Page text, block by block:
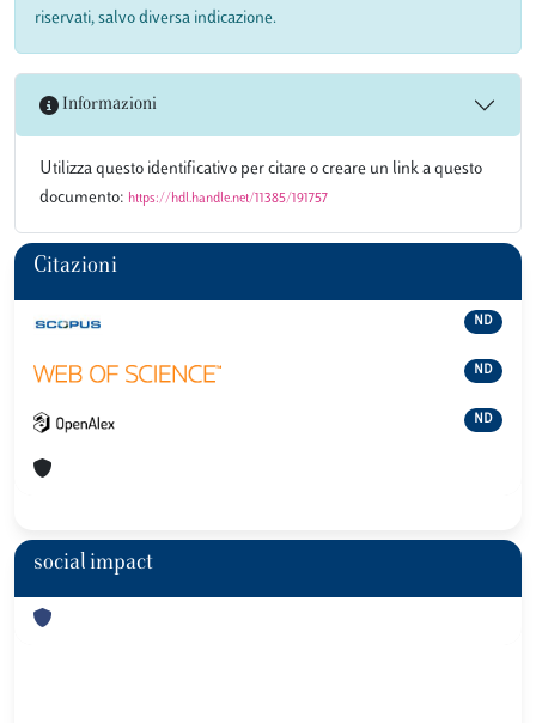
riservati, salvo diversa indicazione.
Informazioni
Utilizza questo identificativo per citare o creare un link a questo
documento: https://hdl.handle.net/11385/191757
Citazioni
ND
ND
ND
social impact